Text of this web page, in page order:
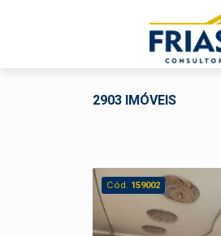
2903 IMÓVEIS
Cód. 159002